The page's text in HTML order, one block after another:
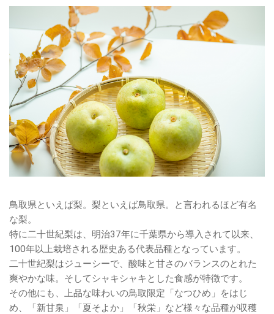
鳥取県といえば梨。梨といえば鳥取県。と言われるほど有名
な梨。
特に二十世紀梨は、明治37年に千葉県から導入されて以来、
100年以上栽培される歴史ある代表品種となっています。
二十世紀梨はジューシーで、酸味と甘さのバランスのとれた
爽やかな味。そしてシャキシャキとした食感が特徴です。
その他にも、上品な味わいの鳥取限定「なつひめ」をはじ
め、「新甘泉」「夏そよか」「秋栄」など様々な品種が収穫